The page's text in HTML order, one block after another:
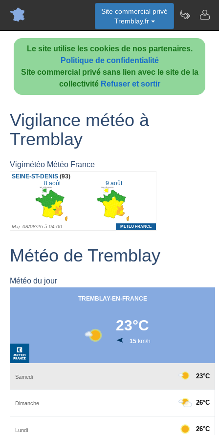
Le site utilise les cookies de nos partenaires.
Politique de confidentialité
Site commercial privé sans lien avec le site de la
collectivité Refuser et sortir
Site commercial privé
Tremblay.fr
Vigilance météo à
Tremblay
Vigimétéo Météo France
Météo de Tremblay
Météo du jour